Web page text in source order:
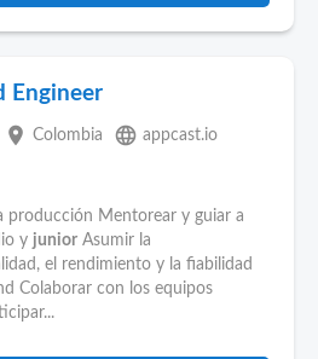
Engineer
place Colombia language appcast.io
producción Mentorear y guiar a
y junior Asumir la
el rendimiento y la fiabilidad
Colaborar con los equipos